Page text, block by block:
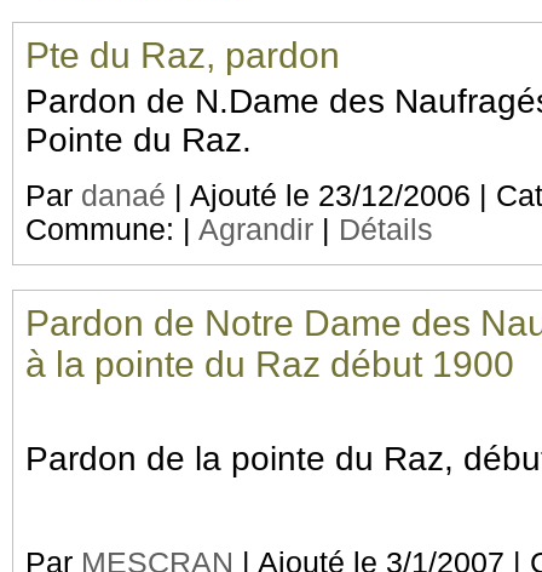
Pte du Raz, pardon
Pardon de N.Dame des
Pointe du Raz.
Par danaé | Ajouté le 23/12/2006 |
Commune: | Agrandir | Détails
Pardon de Notre Dame des
à la pointe du Raz début 1900
Pardon de la pointe du Raz,
Par MESCRAN | Ajouté le 3/1/2007 |